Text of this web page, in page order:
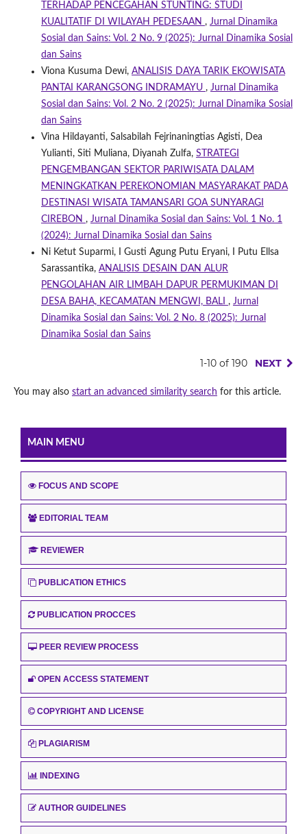
TERHADAP PENCEGAHAN STUNTING: STUDI
KUALITATIF DI WILAYAH PEDESAAN , Jurnal Dinamika
Sosial dan Sains: Vol. 2 No. 9 (2025): Jurnal Dinamika Sosial
dan Sains
Viona Kusuma Dewi, ANALISIS DAYA TARIK EKOWISATA
PANTAI KARANGSONG INDRAMAYU , Jurnal Dinamika
Sosial dan Sains: Vol. 2 No. 2 (2025): Jurnal Dinamika Sosial
dan Sains
Vina Hildayanti, Salsabilah Fejrinaningtias Agisti, Dea
Yulianti, Siti Muliana, Diyanah Zulfa, STRATEGI
PENGEMBANGAN SEKTOR PARIWISATA DALAM
MENINGKATKAN PEREKONOMIAN MASYARAKAT PADA
DESTINASI WISATA TAMANSARI GOA SUNYARAGI
CIREBON , Jurnal Dinamika Sosial dan Sains: Vol. 1 No. 1
(2024): Jurnal Dinamika Sosial dan Sains
Ni Ketut Suparmi, I Gusti Agung Putu Eryani, I Putu Ellsa
Sarassantika, ANALISIS DESAIN DAN ALUR
PENGOLAHAN AIR LIMBAH DAPUR PERMUKIMAN DI
DESA BAHA, KECAMATAN MENGWI, BALI , Jurnal
Dinamika Sosial dan Sains: Vol. 2 No. 8 (2025): Jurnal
Dinamika Sosial dan Sains
1-10 of 190 NEXT
You may also start an advanced similarity search for this article.
MAIN MENU
FOCUS AND SCOPE
EDITORIAL TEAM
REVIEWER
PUBLICATION ETHICS
PUBLICATION PROCCES
PEER REVIEW PROCESS
OPEN ACCESS STATEMENT
COPYRIGHT AND LICENSE
PLAGIARISM
INDEXING
AUTHOR GUIDELINES